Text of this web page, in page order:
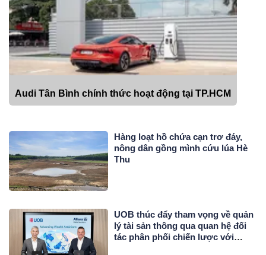
Audi Tân Bình chính thức hoạt động tại TP.HCM
Hàng loạt hồ chứa cạn trơ đáy,
nông dân gồng mình cứu lúa Hè
Thu
UOB thúc đẩy tham vọng về quản
lý tài sản thông qua quan hệ đối
tác phân phối chiến lược với